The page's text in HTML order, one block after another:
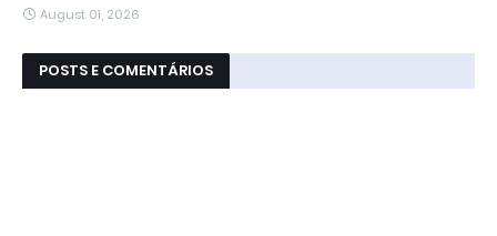
August 01, 2026
POSTS E COMENTÁRIOS